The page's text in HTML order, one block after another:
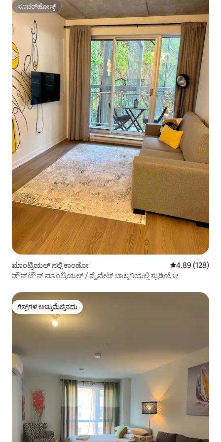
ಸೂಪರ್‌ಹೋಸ್ಟ್
ಸೂಪರ್‌ಹೋಸ್ಟ್
ಮಾಂಟ್ರಿಯಲ್ ನಲ್ಲಿ ಕಾಂಡೋ 5 ರಲ್ಲಿ 4.89
4.89 (128)
ಡೌನ್‌ಟೌನ್ ಮಾಂಟ್ರಿಯಲ್ / ಪ್ರೈವೇಟ್ ಬಾಲ್ಕನಿಯಲ್ಲಿ ಸ್ಟುಡಿಯೋ
ಗೆಸ್ಟ್‌ಗಳ ಅಚ್ಚುಮೆಚ್ಚಿನದು
ಗೆಸ್ಟ್‌ಗಳ ಅಚ್ಚುಮೆಚ್ಚಿನದು